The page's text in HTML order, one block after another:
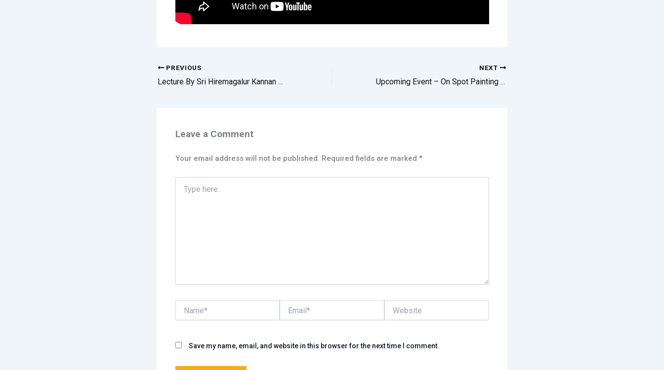
PREVIOUS
Lecture By Sri Hiremagalur Kannan On Nationality And Hinditva
NEXT
Upcoming Event – On Spot Painting Competition For Children
Leave a Comment
Your email address will not be published. Required fields are marked *
here..
Save my name, email, and website in this browser for the next time I comment.